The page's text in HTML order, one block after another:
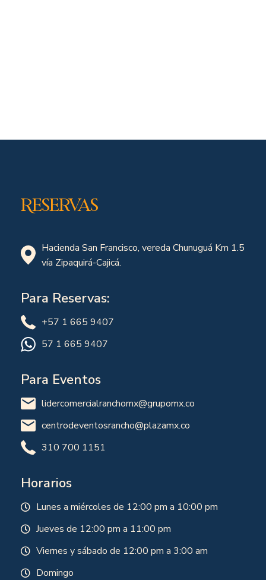
Reservas
Hacienda San Francisco, vereda Chunuguá Km 1.5
vía Zipaquirá-Cajicá.
Para Reservas:
+57 1 665 9407
57 1 665 9407
Para Eventos
lidercomercialranchomx@grupomx.co
centrodeventosrancho@plazamx.co
310 700 1151
Horarios
Lunes a miércoles de 12:00 pm a 10:00 pm
Jueves de 12:00 pm a 11:00 pm
Viernes y sábado de 12:00 pm a 3:00 am
Domingo